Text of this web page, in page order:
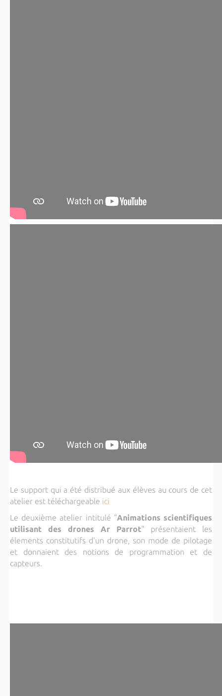
Le support qui a été distribué aux élèves au cours de cet
atelier est téléchargeable ici
Le deuxième atelier intitulé "Animations scientifiques
utilisant des drones Ar Parrot" présentaient les
élements constitutifs d'un drone, son mode de pilotage
et donnaient des notions de programmation et de
capteurs.